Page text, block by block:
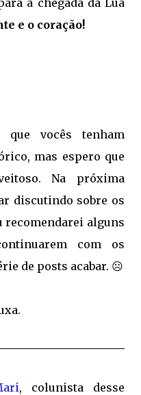
a chegada da Lua
e o coração!
que vocês tenham
mas espero que
Na próxima
discutindo sobre os
recomendarei alguns
com os
de posts acabar. ☹
, colunista desse